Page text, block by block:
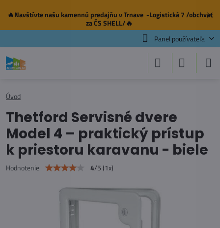
✕
🔥Navštívte našu kamennú predajňuv Trnave -Logistická 7 /obchvat
za ČS SHELL/🔥
Panel používateľa
Úvod
Thetford Servisné dvere
Model 4 – praktický prístup
k priestoru karavanu - biele
Hodnotenie 4/5(1x)